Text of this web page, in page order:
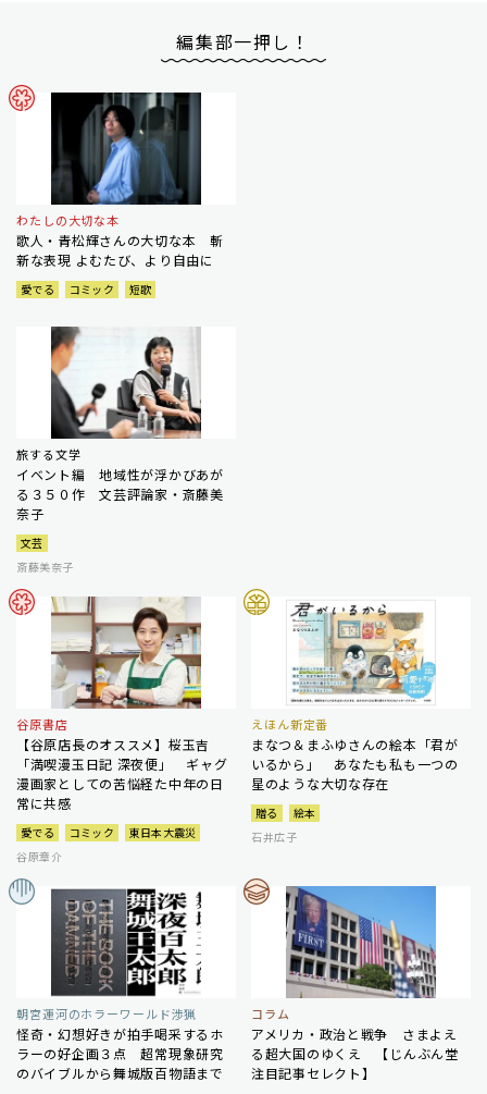
編集部一押し！
わたしの大切な本
歌人・青松輝さんの大切な本 斬
新な表現 よむたび、より自由に
愛でる コミック 短歌
旅する文学
イベント編 地域性が浮かびあが
る３５０作 文芸評論家・斎藤美
奈子
文芸
斎藤美奈子
谷原書店
【谷原店長のオススメ】桜玉吉
「満喫漫玉日記 深夜便」 ギャグ
漫画家としての苦悩経た中年の日
常に共感
愛でる コミック
東日本大震災
谷原章介
えほん新定番
まなつ＆まふゆさんの絵本「君が
いるから」 あなたも私も一つの
星のような大切な存在
贈る
絵本
石井広子
朝宮運河のホラーワールド渉猟
怪奇・幻想好きが拍手喝采するホ
ラーの好企画３点 超常現象研究
のバイブルから舞城版百物語まで
コラム
アメリカ・政治と戦争 さまよえ
る超大国のゆくえ 【じんぶん堂
注目記事セレクト】